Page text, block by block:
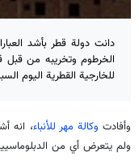
دانت دولة قطر بأشد
الخرطوم وتخريبه من قبل
للخارجية القطرية اليوم
وأفادت وكالة مهر للأنباء، انه
ولم يتعرض أي من